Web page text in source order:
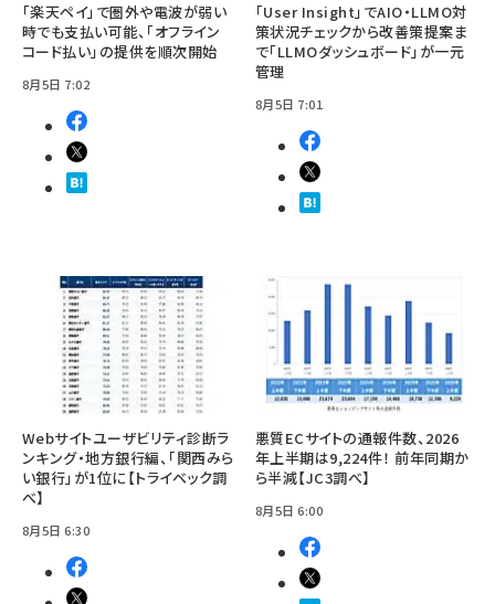
「楽天ペイ」で圏外や電波が弱い
時でも支払い可能、「オフライン
コード払い」の提供を順次開始
8月5日 7:02
「User Insight」でAIO・LLMO対
策状況チェックから改善策提案ま
で「LLMOダッシュボード」が一元
管理
8月5日 7:01
Webサイトユーザビリティ診断ラ
ンキング・地方銀行編、「関西みら
い銀行」が1位に【トライベック調
べ】
8月5日 6:30
悪質ECサイトの通報件数、2026
年上半期は9,224件！ 前年同期か
ら半減【JC3調べ】
8月5日 6:00